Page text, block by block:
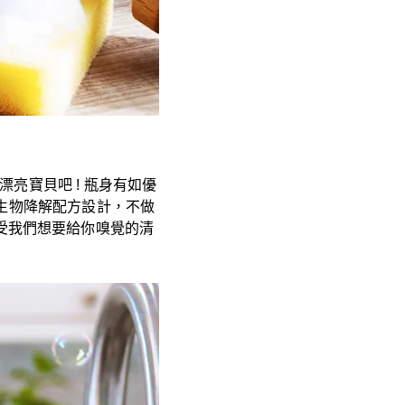
亮寶貝吧 ! 瓶身有如優
物降解配方設計，不做
我們想要給你嗅覺的清